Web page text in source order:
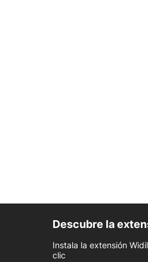
Descubre la
Instala la extensión
clic